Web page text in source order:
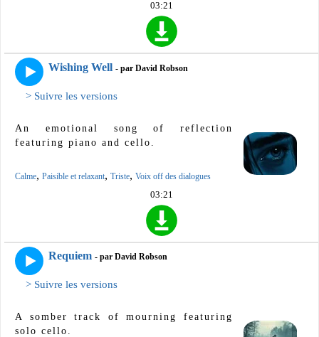
03:21
Wishing Well - par David Robson
> Suivre les versions
An emotional song of reflection
featuring piano and cello.
Calme, Paisible et relaxant, Triste, Voix off des dialogues
03:21
Requiem - par David Robson
> Suivre les versions
A somber track of mourning featuring
solo cello.